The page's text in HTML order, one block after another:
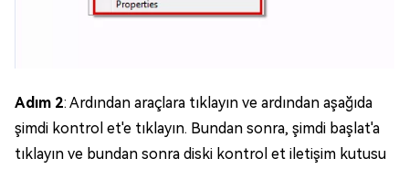
Adım 2: Ardından araçlara tıklayın ve ardından aşağıda
şimdi kontrol et'e tıklayın. Bundan sonra, şimdi başlat'a
tıklayın ve bundan sonra diski kontrol et iletişim kutusu